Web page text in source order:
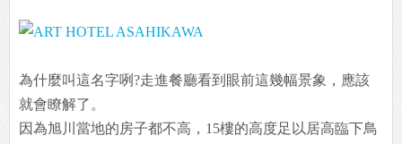
為什麼叫這名字咧?走進餐廳看到眼前這幾幅景象，應該
就會瞭解了。
因為旭川當地的房子都不高，15樓的高度足以居高臨下鳥